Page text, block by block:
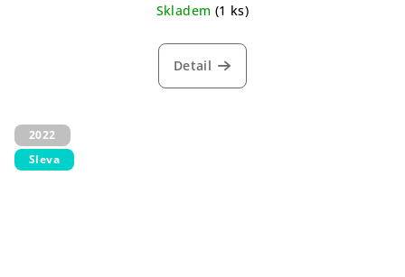
Skladem (1 ks)
Detail
2022
Sleva